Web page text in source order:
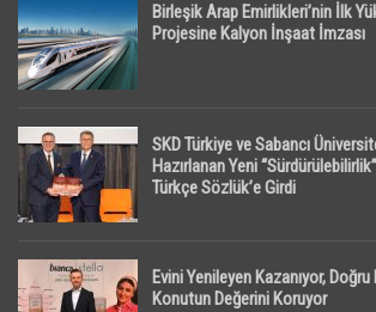
Birleşik Arap Emirlikleri’nin İlk
Projesine Kalyon İnşaat İmzası
SKD Türkiye ve Sabancı
Hazırlanan Yeni
Türkçe Sözlük’e Girdi
Evini Yenileyen Kazanıyor,
Konutun Değerini Koruyor